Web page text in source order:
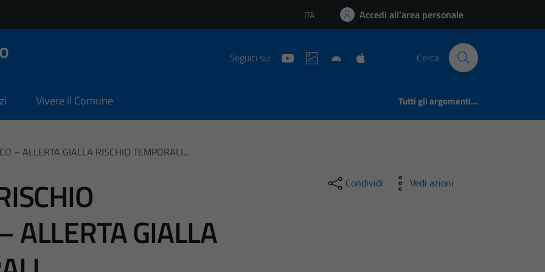
Lingua attiva:
ITA Accedi all'area personale
Seguici su: Cerca
Vivere il Comune Tutti gli argomenti...
– ALLERTA GIALLA RISCHIO TEMPORALI...
ALLERTA GIALLA
Condividi Vedi azioni